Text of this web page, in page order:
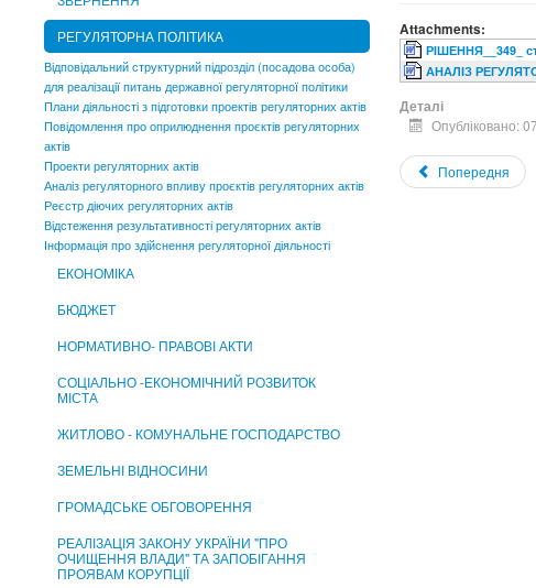
РЕГУЛЯТОРНА ПОЛІТИКА
Відповідальний структурний підрозділ (посадова особа)
для реалізації питань державної регуляторної політики
Плани діяльності з підготовки проектів регуляторних актів
Повідомлення про оприлюднення проєктів регуляторних
актів
Проекти регуляторних актів
Аналіз регуляторного впливу проєктів регуляторних актів
Реєстр діючих регуляторних актів
Відстеження результативності регуляторних актів
Інформація про здійснення регуляторної діяльності
ЕКОНОМІКА
БЮДЖЕТ
НОРМАТИВНО- ПРАВОВІ АКТИ
СОЦІАЛЬНО -ЕКОНОМІЧНИЙ РОЗВИТОК
МІСТА
ЖИТЛОВО - КОМУНАЛЬНЕ ГОСПОДАРСТВО
ЗЕМЕЛЬНІ ВІДНОСИНИ
ГРОМАДСЬКЕ ОБГОВОРЕННЯ
РЕАЛІЗАЦІЯ ЗАКОНУ УКРАЇНИ "ПРО
ОЧИЩЕННЯ ВЛАДИ" ТА ЗАПОБІГАННЯ
ПРОЯВАМ КОРУПЦІЇ
Attachments:
РIШЕННЯ__349_
АНАЛІЗ
Деталі
Опубліковано:
Попередня